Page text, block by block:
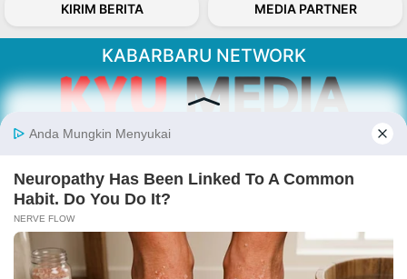
KIRIM BERITA MEDIA PARTNER
KABARBARU NETWORK
Kabarbaru.co menyajikan berita aktual dan
Follow Kabarbaru